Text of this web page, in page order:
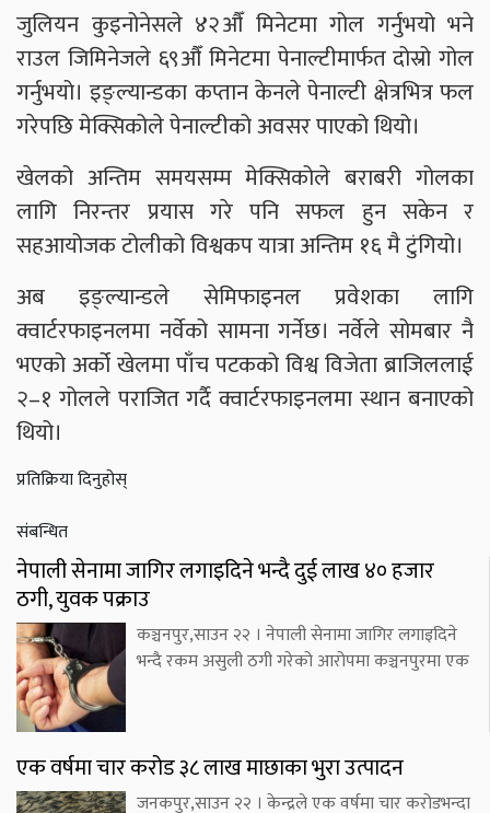
जुलियन कुइनोनेसले ४२औँ मिनेटमा गोल गर्नुभयो भने
राउल जिमिनेजले ६९औँ मिनेटमा पेनाल्टीमार्फत दोस्रो गोल
गर्नुभयो। इङ्ल्यान्डका कप्तान केनले पेनाल्टी क्षेत्रभित्र फल
गरेपछि मेक्सिकोले पेनाल्टीको अवसर पाएको थियो।
खेलको अन्तिम समयसम्म मेक्सिकोले बराबरी गोलका
लागि निरन्तर प्रयास गरे पनि सफल हुन सकेन र
सहआयोजक टोलीको विश्वकप यात्रा अन्तिम १६ मै टुंगियो।
अब इङ्ल्यान्डले सेमिफाइनल प्रवेशका लागि
क्वार्टरफाइनलमा नर्वेको सामना गर्नेछ। नर्वेले सोमबार नै
भएको अर्को खेलमा पाँच पटकको विश्व विजेता ब्राजिललाई
२–१ गोलले पराजित गर्दै क्वार्टरफाइनलमा स्थान बनाएको
थियो।
प्रतिक्रिया दिनुहोस्
संबन्धित
नेपाली सेनामा जागिर लगाइदिने भन्दै दुई लाख ४० हजार
ठगी, युवक पक्राउ
कञ्चनपुर,साउन २२ । नेपाली सेनामा जागिर लगाइदिने
भन्दै रकम असुली ठगी गरेको आरोपमा कञ्चनपुरमा एक
एक वर्षमा चार करोड ३८ लाख माछाका भुरा उत्पादन
जनकपुर,साउन २२ । केन्द्रले एक वर्षमा चार करोडभन्दा